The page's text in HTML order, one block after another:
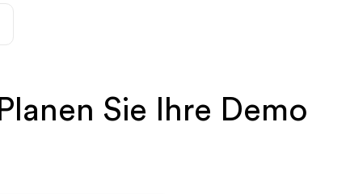
Planen Sie Ihre Demo